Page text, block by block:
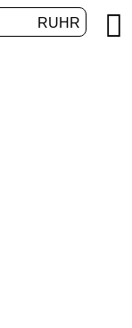
RUHR 